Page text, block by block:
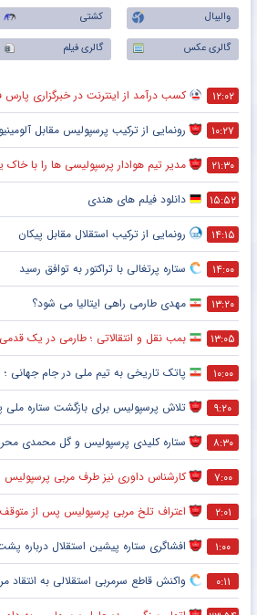
والیبال
کشتی
گالری عکس
گالری فیلم
۱۲:۰۲ کسب درآمد از اینترنت در خبرگزاری پارس
۱۰:۲۷ رونمایی از ترکیب پرسپولیس‌ مقابل
۲۱:۳۰ مدیر تیم هوادار پرسپولیسی ها را با خاک
۱۵:۵۲ دانلود فیلم های هندی
۱۴:۱۵ رونمایی از ترکیب استقلال مقابل پیکان
۱۴:۰۰ ستاره پرتغالی با تراکتور به توافق رسید
۱۳:۲۰ مهدی طارمی راهی ایتالیا می شود؟
۱۳:۰۵ بمب نقل و انتقالاتی ؛ طارمی در یک قدمی
۱۰:۰۰ پاتک تاریخی به تیم ملی در جام جهانی ؛
۹:۲۰ تلاش پرسپولیس برای بازگشت ستاره
۸:۳۰ ستاره کلیدی پرسپولیس و گل محمدی
۷:۰۰ کارشناس داوری نیز طرف مربی پرسپولیس
۲:۰۱ اعتراف تلخ مربی پرسپولیس پس از متوقف
۱:۰۰ افشاگری ستاره پیشین استقلال درباره پشت پرده اقدام
۰:۱۱ واکنش قاطع سرمربی استقلالی به انتقاد